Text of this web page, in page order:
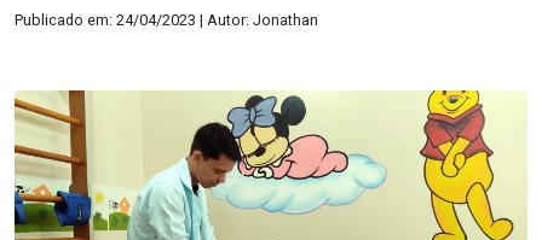
Publicado em: 24/04/2023 | Autor: Jonathan